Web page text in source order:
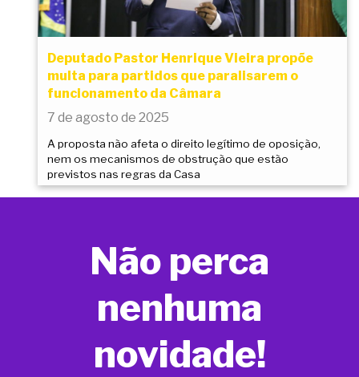
Deputado Pastor Henrique Vieira propõe
multa para partidos que paralisarem o
funcionamento da Câmara
7 de agosto de 2025
A proposta não afeta o direito legítimo de oposição,
nem os mecanismos de obstrução que estão
previstos nas regras da Casa
Não perca
nenhuma
novidade!